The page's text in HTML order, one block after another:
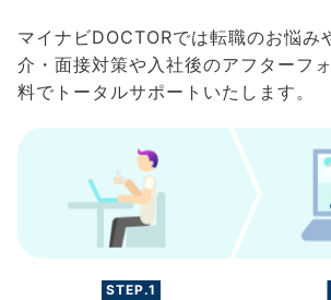
マイナビDOCTORでは転職のお悩み
介・面接対策や入社後のアフターフ
料でトータルサポートいたします。
STEP.1